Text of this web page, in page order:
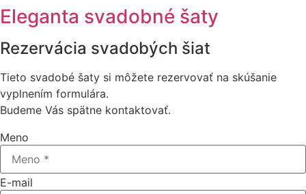
Eleganta svadobné šaty
Rezervácia svadobých šiat
Tieto svadobé šaty si môžete rezervovať na skúšanie
vyplnením formulára.
Budeme Vás spätne kontaktovať.
Meno
E-mail